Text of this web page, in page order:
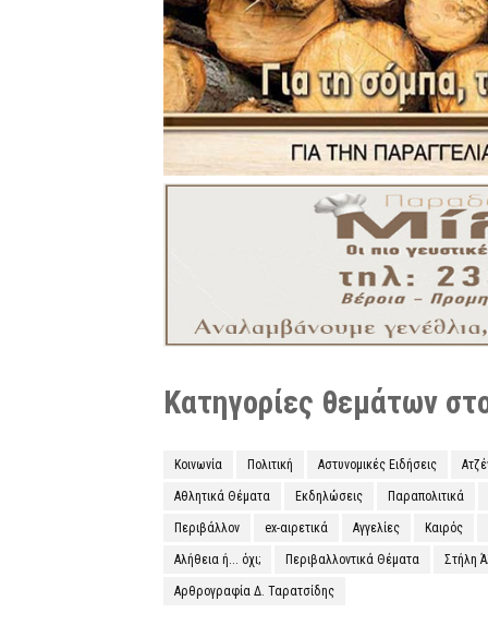
Κατηγορίες θεμάτων
Κοινωνία Πολιτική Αστυνομικές Ειδήσεις
Αθλητικά Θέματα Εκδηλώσεις Παραπολιτικά
Περιβάλλον ex-αιρετικά Αγγελίες Καιρός
Αλήθεια ή... όχι; Περιβαλλοντικά Θέματα Στήλη
Αρθρογραφία Δ. Ταρατσίδης